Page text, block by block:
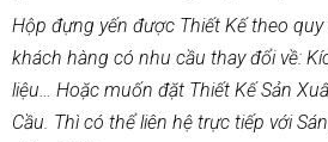
Hộp đựng yến được Thiết Kế theo
khách hàng có nhu cầu thay đổi về:
liệu… Hoặc muốn đặt Thiết Kế Sản
Cầu. Thì có thể liên hệ trực tiếp với